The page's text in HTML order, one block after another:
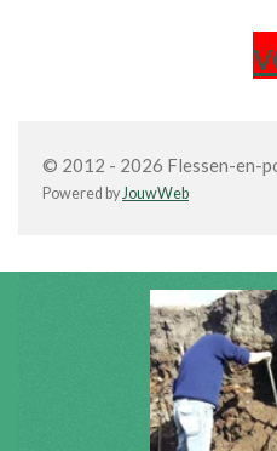
© 2012 - 2026 Flessen-en-
Powered byJouwWeb